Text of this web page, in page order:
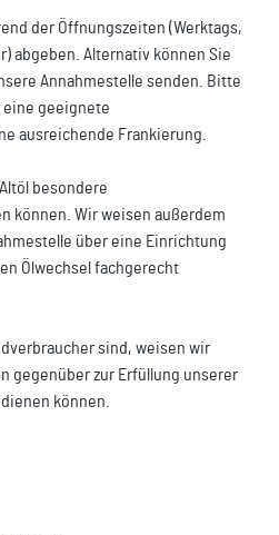
der Öffnungszeiten (Werktags,
abgeben. Alternativ können Sie
Annahmestelle senden. Bitte
eine geeignete
ausreichende Frankierung.
besondere
können. Wir weisen außerdem
über eine Einrichtung
Ölwechsel fachgerecht
sind, weisen wir
gegenüber zur Erfüllung unserer
können.